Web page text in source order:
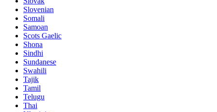
Slovenian
Somali
Samoan
Scots Gaelic
Shona
Sindhi
Sundanese
Swahili
Tajik
Tamil
Telugu
Thai